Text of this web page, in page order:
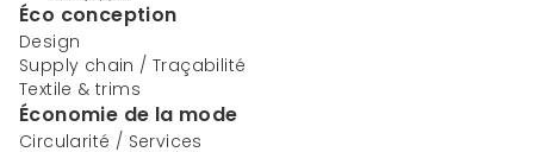
Éco conception
Design
Supply chain / Traçabilité
Textile & trims
Économie de la mode
Circularité / Services